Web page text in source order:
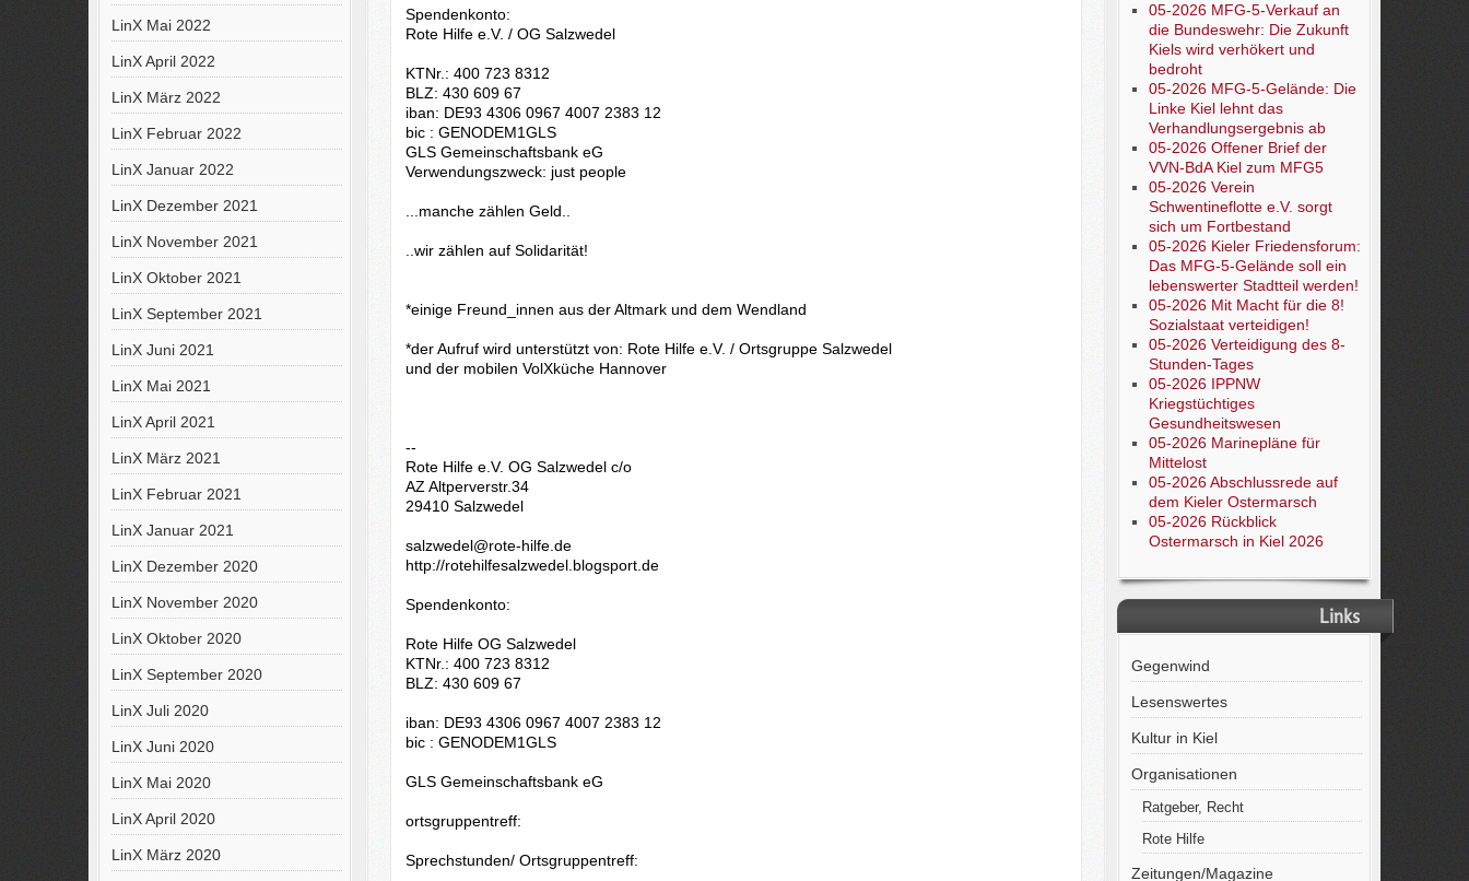
LinX Mai 2022
LinX April 2022
LinX März 2022
LinX Februar 2022
LinX Januar 2022
LinX Dezember 2021
LinX November 2021
LinX Oktober 2021
LinX September 2021
LinX Juni 2021
LinX Mai 2021
LinX April 2021
LinX März 2021
LinX Februar 2021
LinX Januar 2021
LinX Dezember 2020
LinX November 2020
LinX Oktober 2020
LinX September 2020
LinX Juli 2020
LinX Juni 2020
LinX Mai 2020
LinX April 2020
LinX März 2020
Spendenkonto:
Rote Hilfe e.V. / OG Salzwedel
KTNr.: 400 723 8312
BLZ: 430 609 67
iban: DE93 4306 0967 4007 2383 12
bic : GENODEM1GLS
GLS Gemeinschaftsbank eG
Verwendungszweck: just people
...manche zählen Geld..
..wir zählen auf Solidarität!
*einige Freund_innen aus der Altmark und dem Wendland
*der Aufruf wird unterstützt von: Rote Hilfe e.V. / Ortsgruppe Salzwedel
und der mobilen VolXküche Hannover
--
Rote Hilfe e.V. OG Salzwedel c/o
AZ Altperverstr.34
29410 Salzwedel
salzwedel@rote-hilfe.de
http://rotehilfesalzwedel.blogsport.de
Spendenkonto:
Rote Hilfe OG Salzwedel
KTNr.: 400 723 8312
BLZ: 430 609 67
iban: DE93 4306 0967 4007 2383 12
bic : GENO­DE­M1GLS
GLS Gemeinschaftsbank eG
orts­grup­pen­treff:
Sprechstunden/ Orts­grup­pen­treff:
05-2026 MFG-5-Verkauf an
die Bundeswehr: Die Zukunft
Kiels wird verhökert und
bedroht
05-2026 MFG-5-Gelände: Die
Linke Kiel lehnt das
Verhandlungsergebnis ab
05-2026 Offener Brief der
VVN-BdA Kiel zum MFG5
05-2026 Verein
Schwentineflotte e.V. sorgt
sich um Fortbestand
05-2026 Kieler Friedensforum:
Das MFG-5-Gelände soll ein
lebenswerter Stadtteil werden!
05-2026 Mit Macht für die 8!
Sozialstaat verteidigen!
05-2026 Verteidigung des 8-
Stunden-Tages
05-2026 IPPNW
Kriegstüchtiges
Gesundheitswesen
05-2026 Marinepläne für
Mittelost
05-2026 Abschlussrede auf
dem Kieler Ostermarsch
05-2026 Rückblick
Ostermarsch in Kiel 2026
Links
Gegenwind
Lesenswertes
Kultur in Kiel
Organisationen
Ratgeber, Recht
Rote Hilfe
Zeitungen/Magazine